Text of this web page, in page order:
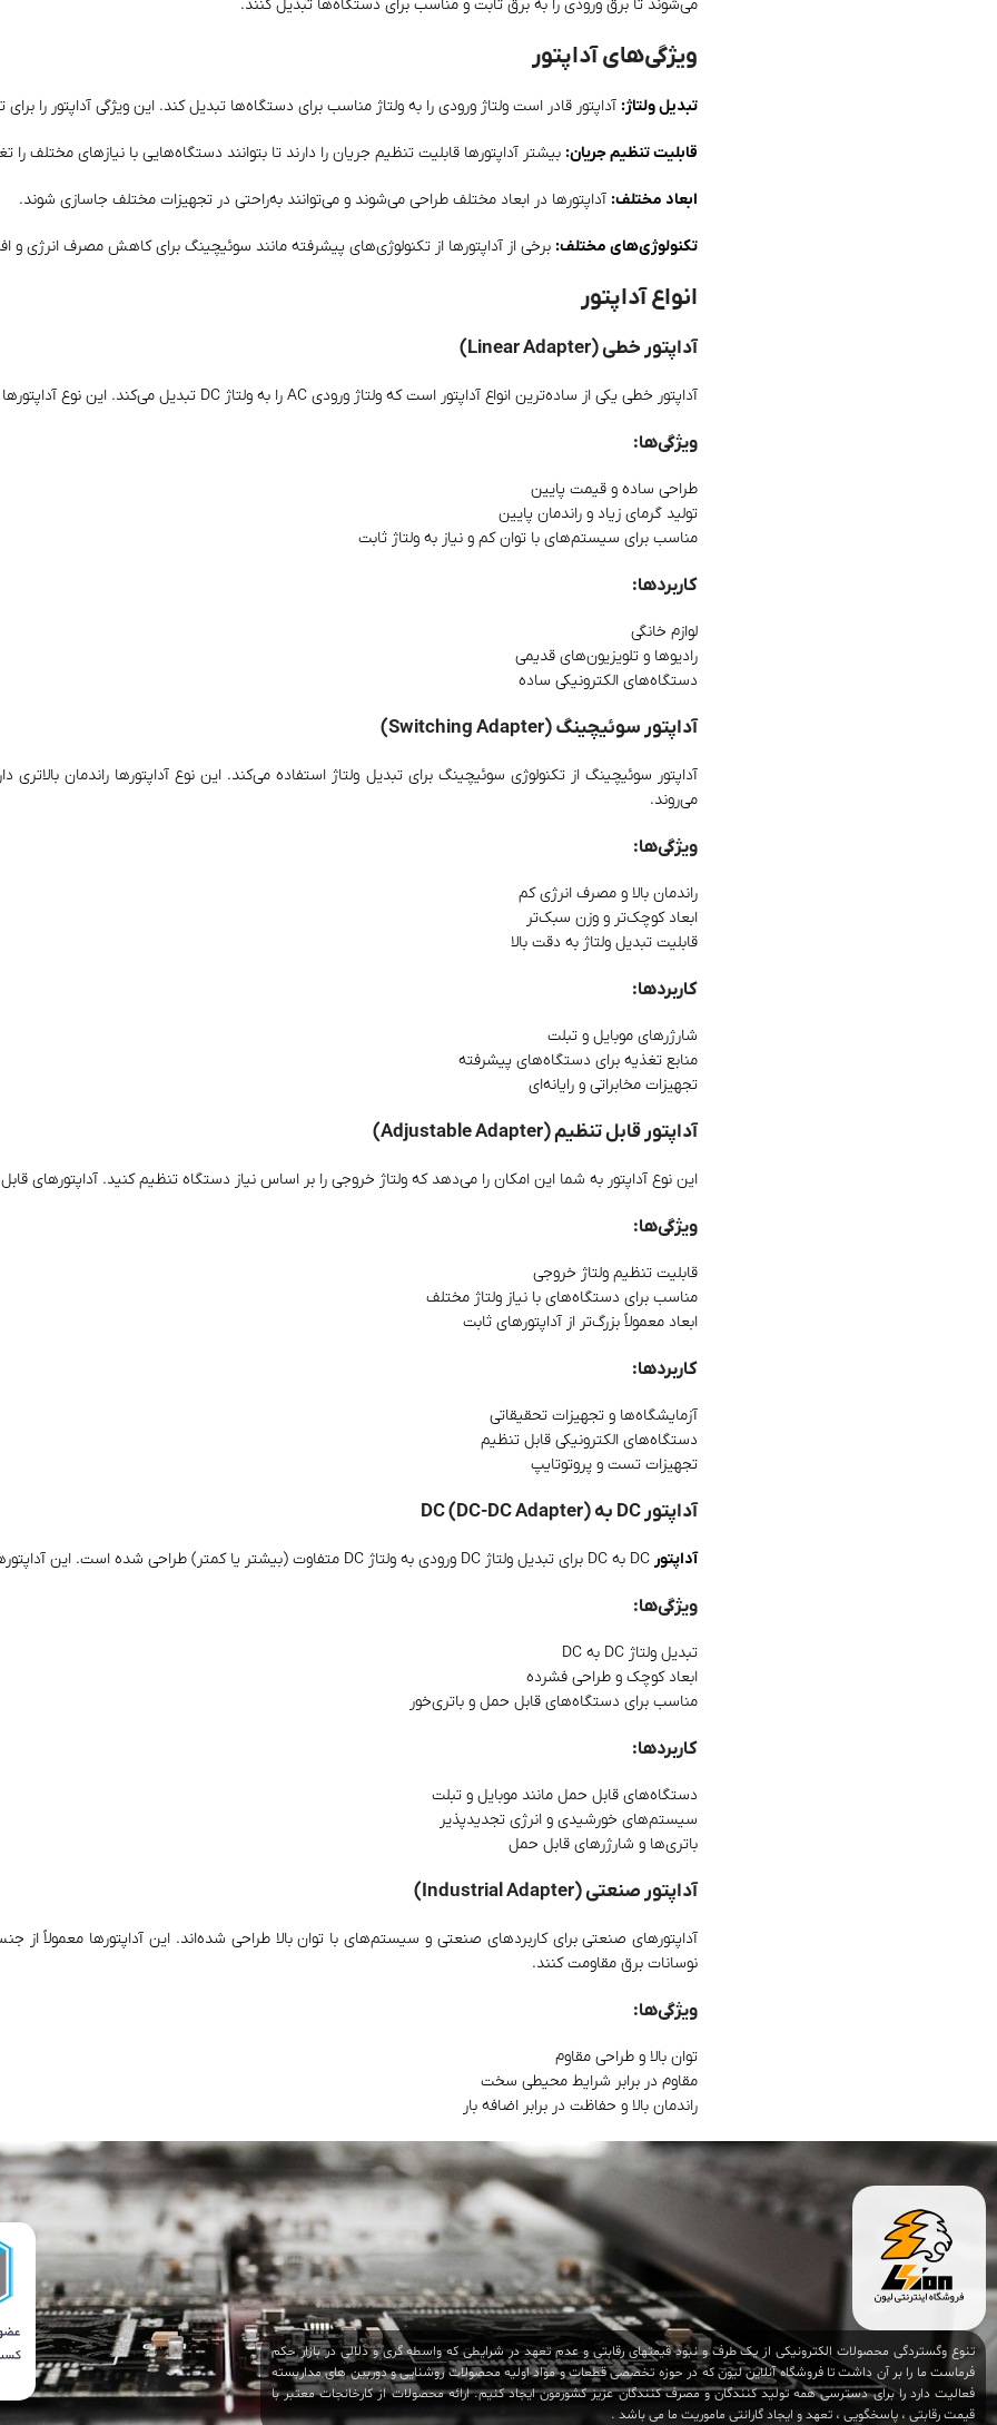
می‌شوند تا برق ورودی را به برق ثابت و مناسب برای دستگاه‌ها تبدیل کنند.
ویژگی‌های آداپتور
تبدیل ولتاژ: آداپتور قادر است ولتاژ ورودی را به ولتاژ مناسب برای دستگاه‌ها تبدیل کند. این ویژگی آداپتور را
قابلیت تنظیم جریان: بیشتر آداپتورها قابلیت تنظیم جریان را دارند تا بتوانند دستگاه‌هایی با نیازهای مختلف را
ابعاد مختلف: آداپتورها در ابعاد مختلف طراحی می‌شوند و می‌توانند به‌راحتی در تجهیزات مختلف جاسازی شوند.
تکنولوژی‌های مختلف: برخی از آداپتورها از تکنولوژی‌های پیشرفته مانند سوئیچینگ برای کاهش مصرف انرژی و
انواع آداپتور
آداپتور خطی (Linear Adapter)
آداپتور خطی یکی از ساده‌ترین انواع آداپتور است که ولتاژ ورودی AC را به ولتاژ DC تبدیل می‌کند. این نوع آداپتورها معمولاً در سیستم‌هایی که نیاز به ولتاژ ثابت دارند، استفاده می‌شوند.
ویژگی‌ها:
طراحی ساده و قیمت پایین
تولید گرمای زیاد و راندمان پایین
مناسب برای سیستم‌های با توان کم و نیاز به ولتاژ ثابت
کاربردها:
لوازم خانگی
رادیوها و تلویزیون‌های قدیمی
دستگاه‌های الکترونیکی ساده
آداپتور سوئیچینگ (Switching Adapter)
آداپتور سوئیچینگ از تکنولوژی سوئیچینگ برای تبدیل ولتاژ استفاده می‌کند. این نوع آداپتورها راندمان بالاتری
می‌روند.
ویژگی‌ها:
راندمان بالا و مصرف انرژی کم
ابعاد کوچک‌تر و وزن سبک‌تر
قابلیت تبدیل ولتاژ به دقت بالا
کاربردها:
شارژرهای موبایل و تبلت
منابع تغذیه برای دستگاه‌های پیشرفته
تجهیزات مخابراتی و رایانه‌ای
آداپتور قابل تنظیم (Adjustable Adapter)
این نوع آداپتور به شما این امکان را می‌دهد که ولتاژ خروجی را بر اساس نیاز دستگاه تنظیم کنید. آداپتورهای
ویژگی‌ها:
قابلیت تنظیم ولتاژ خروجی
مناسب برای دستگاه‌های با نیاز ولتاژ مختلف
ابعاد معمولاً بزرگ‌تر از آداپتورهای ثابت
کاربردها:
آزمایشگاه‌ها و تجهیزات تحقیقاتی
دستگاه‌های الکترونیکی قابل تنظیم
تجهیزات تست و پروتوتایپ
آداپتور DC به DC (DC-DC Adapter)
آداپتور
ویژگی‌ها:
تبدیل ولتاژ DC به DC
ابعاد کوچک و طراحی فشرده
مناسب برای دستگاه‌های قابل حمل و باتری‌خور
کاربردها:
دستگاه‌های قابل حمل مانند موبایل و تبلت
سیستم‌های خورشیدی و انرژی تجدیدپذیر
باتری‌ها و شارژرهای قابل حمل
آداپتور صنعتی (Industrial Adapter)
آداپتورهای صنعتی برای کاربردهای صنعتی و سیستم‌های با توان بالا طراحی شده‌اند. این آداپتورها معمولاً
نوسانات برق مقاومت کنند.
ویژگی‌ها:
توان بالا و طراحی مقاوم
مقاوم در برابر شرایط محیطی سخت
راندمان بالا و حفاظت در برابر اضافه بار
تنوع وگستردگی محصولات الکترونیکی از یک طرف و نبود قیمتهای رقابتی و عدم تعهد در شرایطی که واسطه گری و دلالی در بازار حکم
فرماست ما را بر آن داشت تا فروشگاه آنلاین لیون که در حوزه تخصصی قطعات و مواد اولیه محصولات روشنایی و دوربین های مداربسته
فعالیت دارد را برای دسترسی همه تولید کنندگان و مصرف کنندگان عزیز کشورمون ایجاد کنیم. ارائه محصولات از کارخانجات معتبر با
قیمت رقابتی ، پاسخگویی ، تعهد و ایجاد گارانتی ماموریت ما می باشد .